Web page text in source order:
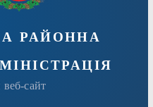
районна
сайт